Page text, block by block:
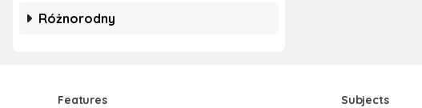
Różnorodny
Features Subjects